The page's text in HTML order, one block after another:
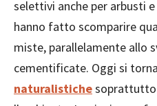
selettivi anche per arbusti
hanno fatto scomparire
miste, parallelamente allo
cementificate. Oggi si
naturalistichesoprattutto